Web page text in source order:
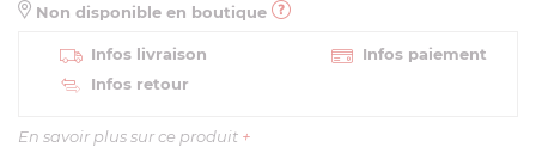
Non disponible en boutique
Infos livraison
Infos paiement
Infos retour
En savoir plus sur ce produit +